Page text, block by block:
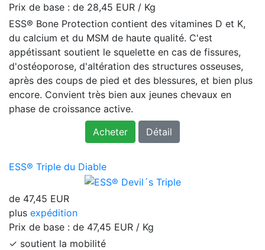
Prix ​​de base : de 28,45 EUR / Kg
ESS® Bone Protection contient des vitamines D et K,
du calcium et du MSM de haute qualité. C'est
appétissant soutient le squelette en cas de fissures,
d'ostéoporose, d'altération des structures osseuses,
après des coups de pied et des blessures, et bien plus
encore. Convient très bien aux jeunes chevaux en
phase de croissance active.
Acheter
Détail
ESS® Triple du Diable
de 47,45 EUR
plus expédition
Prix ​​de base : de 47,45 EUR / Kg
✓ soutient la mobilité